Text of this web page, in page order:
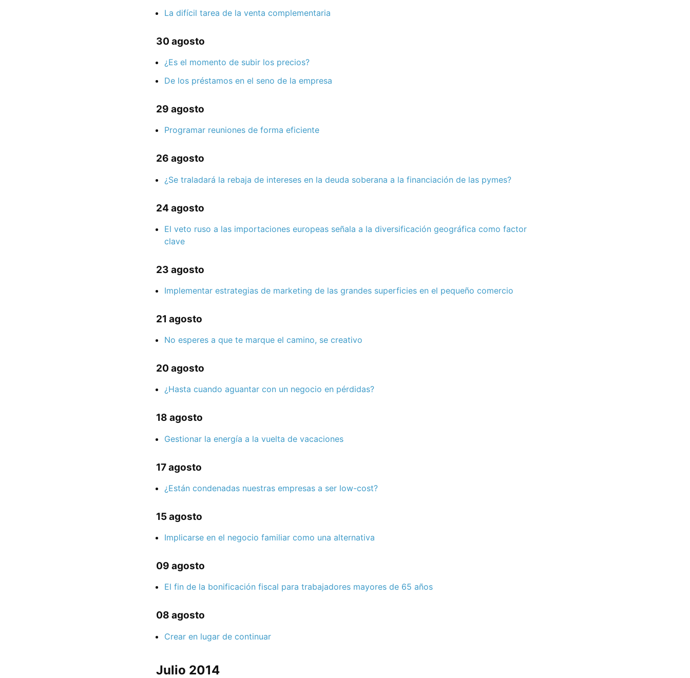
La difícil tarea de la venta complementaria
30 agosto
¿Es el momento de subir los precios?
De los préstamos en el seno de la empresa
29 agosto
Programar reuniones de forma eficiente
26 agosto
¿Se traladará la rebaja de intereses en la deuda soberana a la financiación de las pymes?
24 agosto
El veto ruso a las importaciones europeas señala a la diversificación geográfica como factor
clave
23 agosto
Implementar estrategias de marketing de las grandes superficies en el pequeño comercio
21 agosto
No esperes a que te marque el camino, se creativo
20 agosto
¿Hasta cuando aguantar con un negocio en pérdidas?
18 agosto
Gestionar la energía a la vuelta de vacaciones
17 agosto
¿Están condenadas nuestras empresas a ser low-cost?
15 agosto
Implicarse en el negocio familiar como una alternativa
09 agosto
El fin de la bonificación fiscal para trabajadores mayores de 65 años
08 agosto
Crear en lugar de continuar
Julio 2014